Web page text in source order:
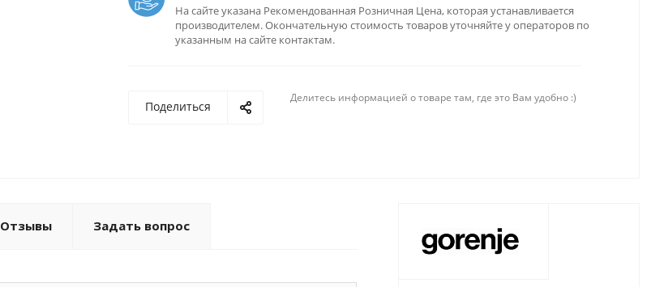
На сайте указана Рекомендованная Розничная Цена, которая устанавливается
производителем. Окончательную стоимость товаров уточняйте у операторов по
указанным на сайте контактам.
Поделиться
Делитесь информацией о товаре там, где это Вам удобно :)
Отзывы Задать вопрос